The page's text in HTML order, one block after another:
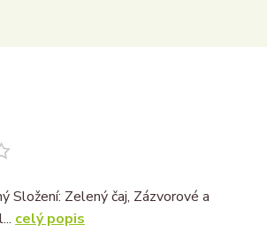
Složení: Zelený čaj, Zázvorové a
celý popis